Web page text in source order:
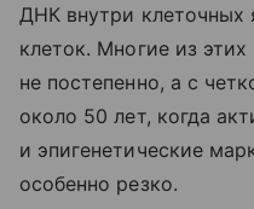
ДНК внутри клеточных
клеток. Многие из
не постепенно, а с
около 50 лет, когда
и эпигенетические
особенно резко.